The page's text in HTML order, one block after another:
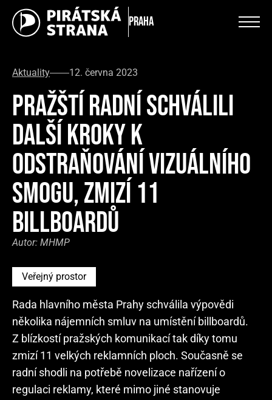
Praha
Aktuality 12. června 2023
PRAŽŠTÍ RADNÍ SCHVÁLILI
DALŠÍ KROKY K
ODSTRAŇOVÁNÍ VIZUÁLNÍHO
SMOGU, ZMIZÍ 11
BILLBOARDŮ
Autor: MHMP
Veřejný prostor
Rada hlavního města Prahy schválila výpovědi
několika nájemních smluv na umístění billboardů.
Z blízkostí pražských komunikací tak díky tomu
zmizí 11 velkých reklamních ploch. Současně se
radní shodli na potřebě novelizace nařízení o
regulaci reklamy, které mimo jiné stanovuje